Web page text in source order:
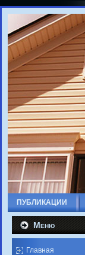
ПУБЛИКАЦИИ
Меню
Главная